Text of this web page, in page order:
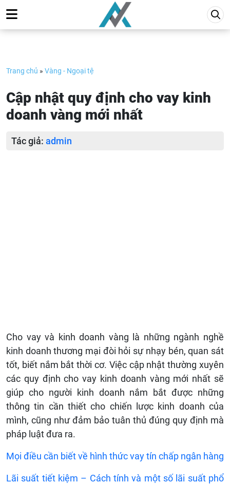
to
content
Trang chủ » Vàng - Ngoại tệ
Cập nhật quy định cho vay kinh
doanh vàng mới nhất
Tác giả: admin
Cho vay và kinh doanh vàng là những ngành nghề
kinh doanh thương mại đòi hỏi sự nhạy bén, quan sát
tốt, biết nắm bắt thời cơ. Việc cập nhật thường xuyên
các quy định cho vay kinh doanh vàng mới nhất sẽ
giúp cho người kinh doanh nắm bắt được những
thông tin cần thiết cho chiến lược kinh doanh của
mình, cũng như đảm bảo tuân thủ đúng quy định mà
pháp luật đưa ra.
Mọi điều cần biết về hình thức vay tín chấp ngân hàng
Lãi suất tiết kiệm – Cách tính và một số lãi suất phổ